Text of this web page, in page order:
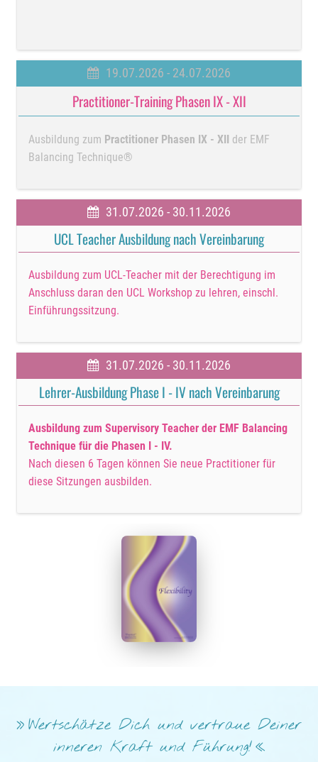
19.07.2026 - 24.07.2026
Practitioner-Training Phasen IX - XII
Ausbildung zum Practitioner Phasen IX - XII der EMF
Balancing Technique®
31.07.2026 - 30.11.2026
UCL Teacher Ausbildung nach Vereinbarung
Ausbildung zum UCL-Teacher mit der Berechtigung im
Anschluss daran den UCL Workshop zu lehren, einschl.
Einführungssitzung.
31.07.2026 - 30.11.2026
Lehrer-Ausbildung Phase I - IV nach Vereinbarung
Ausbildung zum Supervisory Teacher der EMF Balancing
Technique für die Phasen I - IV.
Nach diesen 6 Tagen können Sie neue Practitioner für
diese Sitzungen ausbilden.
Wertschätze Dich und vertraue Deiner
inneren Kraft und Führung!